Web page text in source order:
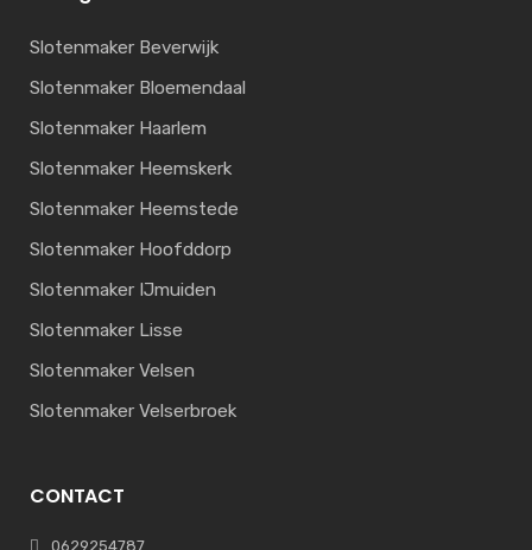
Slotenmaker Beverwijk
Slotenmaker Bloemendaal
Slotenmaker Haarlem
Slotenmaker Heemskerk
Slotenmaker Heemstede
Slotenmaker Hoofddorp
Slotenmaker IJmuiden
Slotenmaker Lisse
Slotenmaker Velsen
Slotenmaker Velserbroek
CONTACT
0629254787